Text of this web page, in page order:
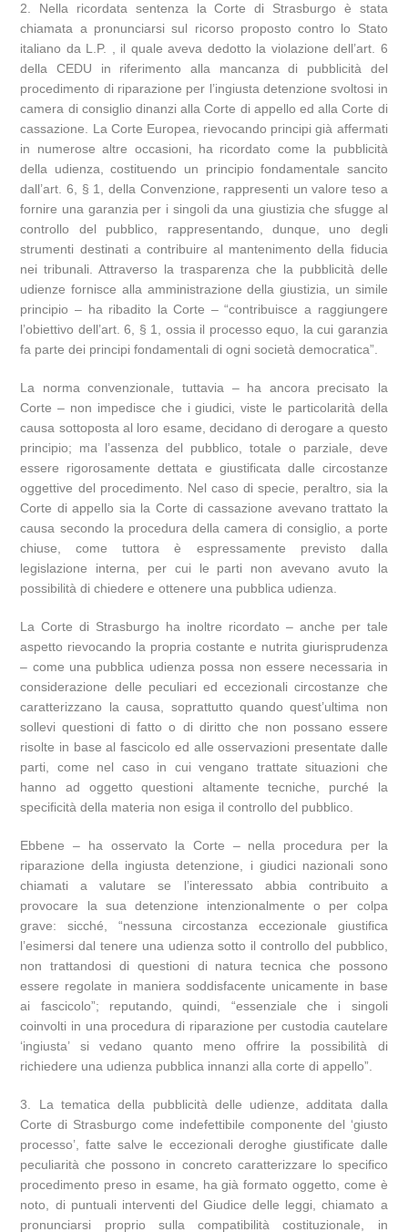
2. Nella ricordata sentenza la Corte di Strasburgo è stata
chiamata a pronunciarsi sul ricorso proposto contro lo Stato
italiano da L.P. , il quale aveva dedotto la violazione dell’art. 6
della CEDU in riferimento alla mancanza di pubblicità del
procedimento di riparazione per l’ingiusta detenzione svoltosi in
camera di consiglio dinanzi alla Corte di appello ed alla Corte di
cassazione. La Corte Europea, rievocando principi già affermati
in numerose altre occasioni, ha ricordato come la pubblicità
della udienza, costituendo un principio fondamentale sancito
dall’art. 6, § 1, della Convenzione, rappresenti un valore teso a
fornire una garanzia per i singoli da una giustizia che sfugge al
controllo del pubblico, rappresentando, dunque, uno degli
strumenti destinati a contribuire al mantenimento della fiducia
nei tribunali. Attraverso la trasparenza che la pubblicità delle
udienze fornisce alla amministrazione della giustizia, un simile
principio – ha ribadito la Corte – “contribuisce a raggiungere
l’obiettivo dell’art. 6, § 1, ossia il processo equo, la cui garanzia
fa parte dei principi fondamentali di ogni società democratica”.
La norma convenzionale, tuttavia – ha ancora precisato la
Corte – non impedisce che i giudici, viste le particolarità della
causa sottoposta al loro esame, decidano di derogare a questo
principio; ma l’assenza del pubblico, totale o parziale, deve
essere rigorosamente dettata e giustificata dalle circostanze
oggettive del procedimento. Nel caso di specie, peraltro, sia la
Corte di appello sia la Corte di cassazione avevano trattato la
causa secondo la procedura della camera di consiglio, a porte
chiuse, come tuttora è espressamente previsto dalla
legislazione interna, per cui le parti non avevano avuto la
possibilità di chiedere e ottenere una pubblica udienza.
La Corte di Strasburgo ha inoltre ricordato – anche per tale
aspetto rievocando la propria costante e nutrita giurisprudenza
– come una pubblica udienza possa non essere necessaria in
considerazione delle peculiari ed eccezionali circostanze che
caratterizzano la causa, soprattutto quando quest’ultima non
sollevi questioni di fatto o di diritto che non possano essere
risolte in base al fascicolo ed alle osservazioni presentate dalle
parti, come nel caso in cui vengano trattate situazioni che
hanno ad oggetto questioni altamente tecniche, purché la
specificità della materia non esiga il controllo del pubblico.
Ebbene – ha osservato la Corte – nella procedura per la
riparazione della ingiusta detenzione, i giudici nazionali sono
chiamati a valutare se l’interessato abbia contribuito a
provocare la sua detenzione intenzionalmente o per colpa
grave: sicché, “nessuna circostanza eccezionale giustifica
l’esimersi dal tenere una udienza sotto il controllo del pubblico,
non trattandosi di questioni di natura tecnica che possono
essere regolate in maniera soddisfacente unicamente in base
ai fascicolo”; reputando, quindi, “essenziale che i singoli
coinvolti in una procedura di riparazione per custodia cautelare
‘ingiusta’ si vedano quanto meno offrire la possibilità di
richiedere una udienza pubblica innanzi alla corte di appello”.
3. La tematica della pubblicità delle udienze, additata dalla
Corte di Strasburgo come indefettibile componente del ‘giusto
processo’, fatte salve le eccezionali deroghe giustificate dalle
peculiarità che possono in concreto caratterizzare lo specifico
procedimento preso in esame, ha già formato oggetto, come è
noto, di puntuali interventi del Giudice delle leggi, chiamato a
pronunciarsi proprio sulla compatibilità costituzionale, in